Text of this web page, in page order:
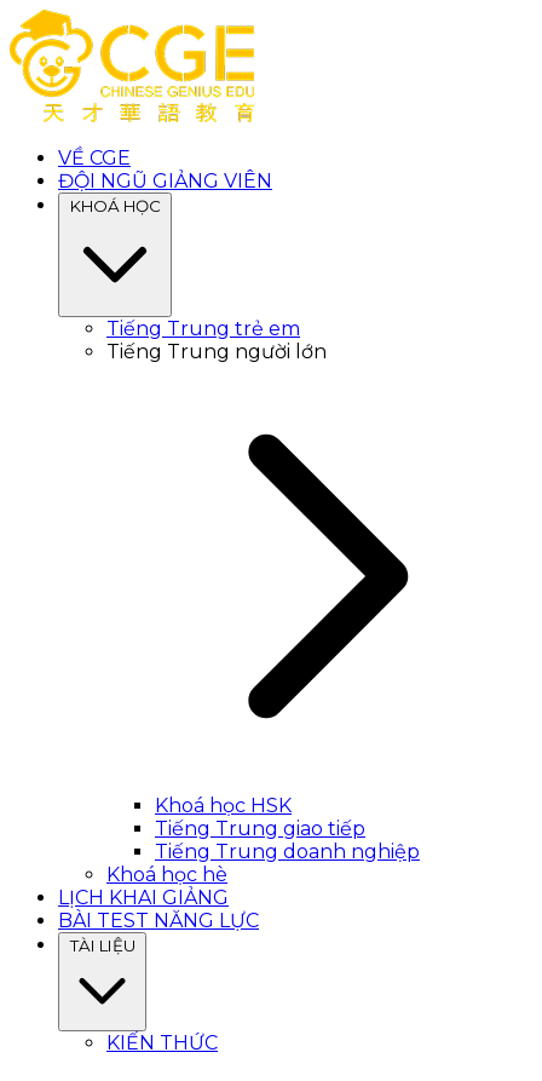
VỀ CGE
ĐỘI NGŨ GIẢNG VIÊN
KHOÁ HỌC
Tiếng Trung trẻ em
Tiếng Trung người lớn
Khoá học HSK
Tiếng Trung giao tiếp
Tiếng Trung doanh nghiệp
Khoá học hè
LỊCH KHAI GIẢNG
BÀI TEST NĂNG LỰC
TÀI LIỆU
KIẾN THỨC